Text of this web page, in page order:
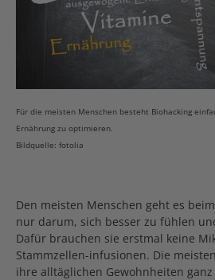
Für die meisten Menschen besteht Biohacking
Ernährung zu optimieren.
Bildquelle: fotolia
Den meisten Menschen geht es
nur darum, sich besser zu fühlen
Dafür brauchen sie erstmal keine
Stammzellen-infusionen. Die
ihre alltäglichen Gewohnheiten